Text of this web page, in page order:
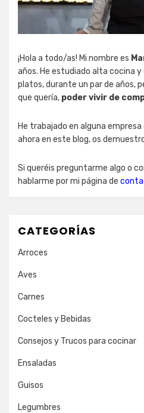
¡Hola a todo/as! Mi nombre es
años. He estudiado alta cocina
platos, durante un par de años,
que quería, poder vivir de
He trabajado en alguna
ahora en este blog, os
Si queréis preguntarme algo o
hablarme por mi página de
CATEGORÍAS
Arroces
Aves
Carnes
Cocteles y Bebidas
Consejos y Trucos para cocinar
Ensaladas
Guisos
Legumbres